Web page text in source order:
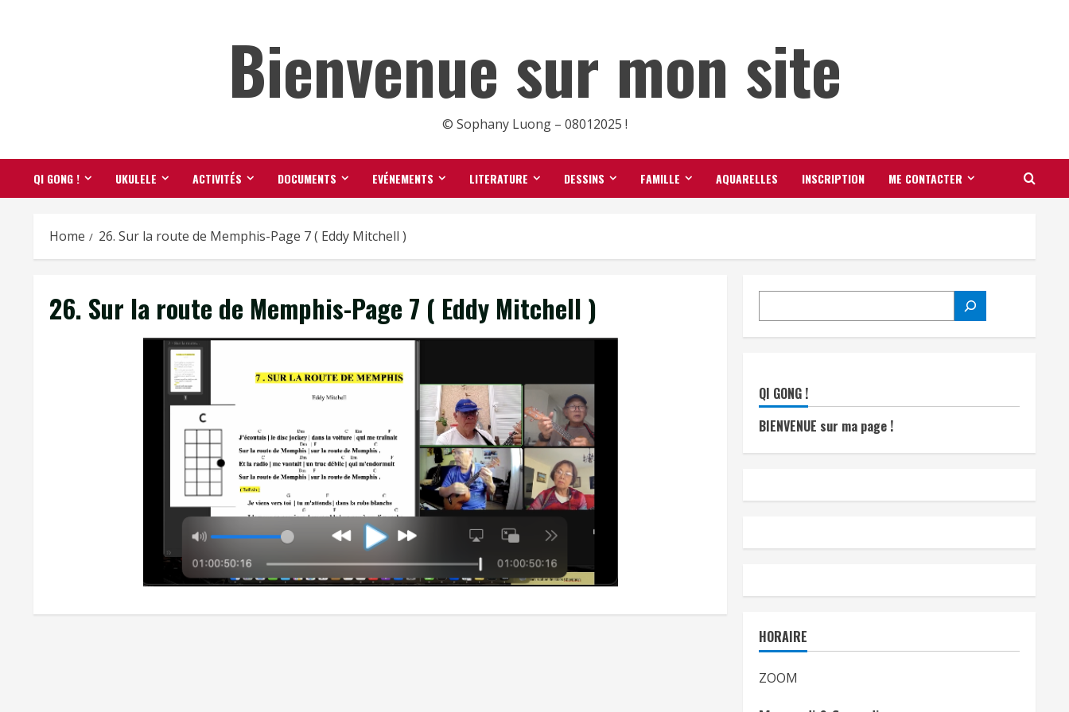
Bienvenue sur mon site
© Sophany Luong – 08012025 !
QI GONG ! UKULELE ACTIVITÉS DOCUMENTS EVÉNEMENTS LITERATURE DESSINS FAMILLE AQUARELLES INSCRIPTION ME CONTACTER
Home 26. Sur la route de Memphis-Page 7 ( Eddy Mitchell )
26. Sur la route de Memphis-Page 7 ( Eddy Mitchell )
QI GONG !
BIENVENUE sur ma page !
HORAIRE
ZOOM